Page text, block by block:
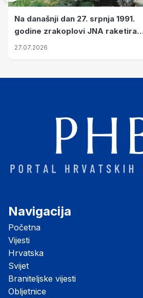
Na današnji dan 27. srpnja 1991.
godine zrakoplovi JNA raketirali
su vojarnu i obučni centar "Nikola
27.07.2026
Navigacija
Početna
Vijesti
Hrvatska
Svijet
Braniteljske vijesti
Obljetnice